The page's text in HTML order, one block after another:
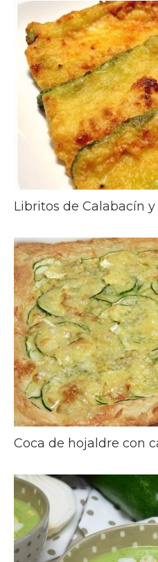
Libritos de Calabacín y
Coca de hojaldre con